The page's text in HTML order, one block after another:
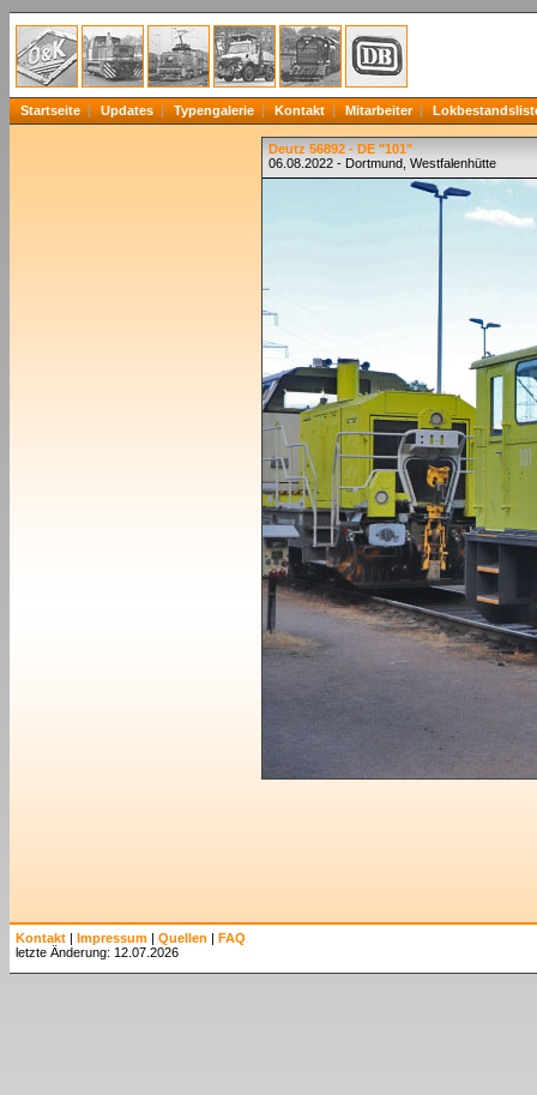
Startseite Updates Typengalerie Kontakt Mitarbeiter
Deutz 56892 - DE "101"
06.08.2022 - Dortmund, Westfalenhütte
Kontakt | Impressum | Quellen | FAQ
letzte Änderung: 12.07.2026